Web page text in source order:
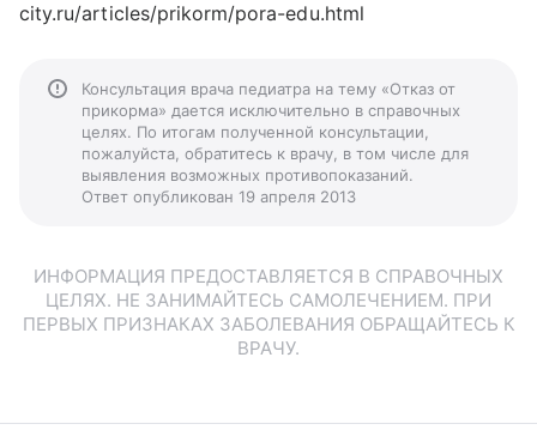
city.ru/articles/prikorm/pora-edu.html
Консультация врача педиатра на тему «Отказ от
прикорма» дается исключительно в справочных
целях. По итогам полученной консультации,
пожалуйста, обратитесь к врачу, в том числе для
выявления возможных противопоказаний.
Ответ опубликован 19 апреля 2013
ИНФОРМАЦИЯ ПРЕДОСТАВЛЯЕТСЯ В СПРАВОЧНЫХ
ЦЕЛЯХ. НЕ ЗАНИМАЙТЕСЬ САМОЛЕЧЕНИЕМ. ПРИ
ПЕРВЫХ ПРИЗНАКАХ ЗАБОЛЕВАНИЯ ОБРАЩАЙТЕСЬ К
ВРАЧУ.